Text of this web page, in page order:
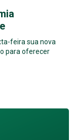
feira sua nova
para oferecer